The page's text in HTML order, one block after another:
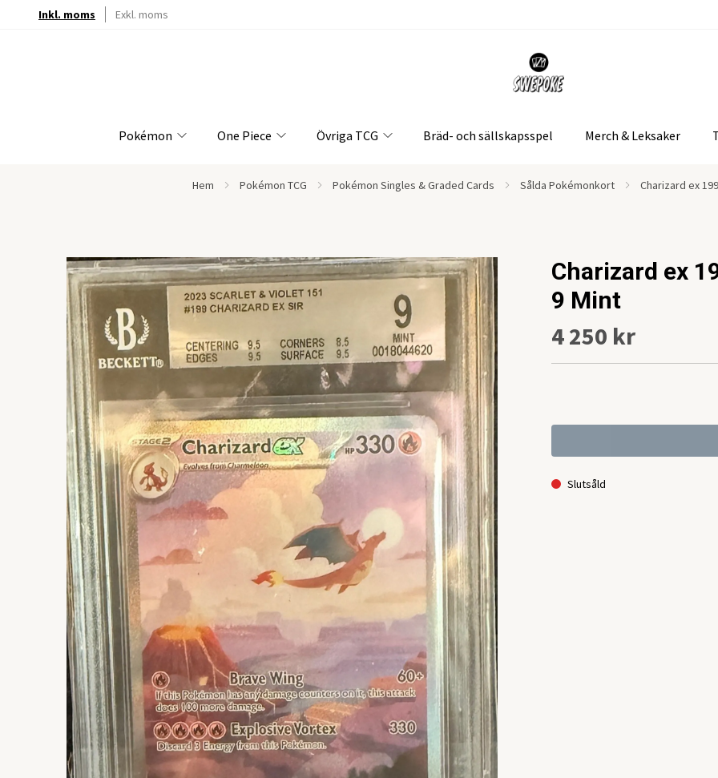
Inkl. moms Exkl. moms
Pokémon One Piece Övriga TCG Bräd- och sällskapsspel Merch & Leksaker
Hem Pokémon TCG Pokémon Singles & Graded Cards Sålda Pokémonkort Charizard ex
Charizard ex
9 Mint
4 250 kr
Slutsåld